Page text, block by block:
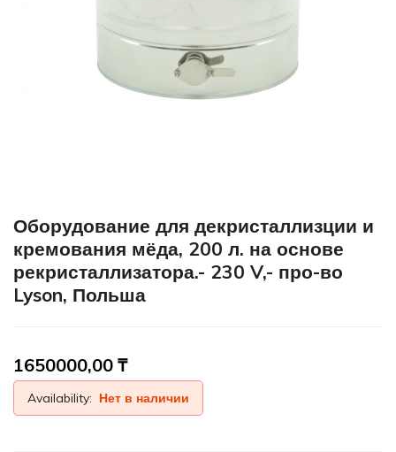
Оборудование для декристаллизции и
кремования мёда, 200 л. на основе
рекристаллизатора.- 230 V,- про-во
Lyson, Польша
1650000,00 ₸
Availability: Нет в наличии